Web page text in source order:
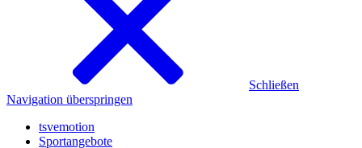
Schließen
Navigation überspringen
tsvemotion
Sportangebote